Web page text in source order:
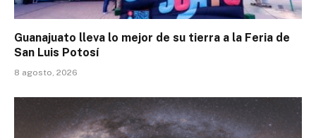
Guanajuato lleva lo mejor de su tierra a la Feria de
San Luis Potosí
8 agosto, 2026